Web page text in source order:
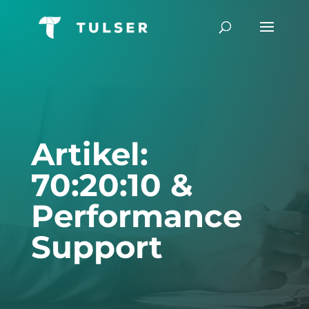
Artikel:
70:20:10 &
Performance
Support